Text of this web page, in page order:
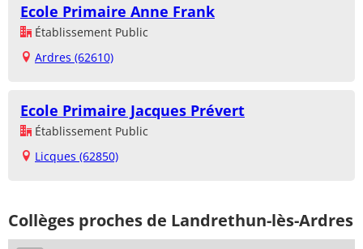
Ecole Primaire Anne Frank
Établissement Public
Ardres (62610)
Ecole Primaire Jacques Prévert
Établissement Public
Licques (62850)
Collèges proches de Landrethun-lès-Ardres